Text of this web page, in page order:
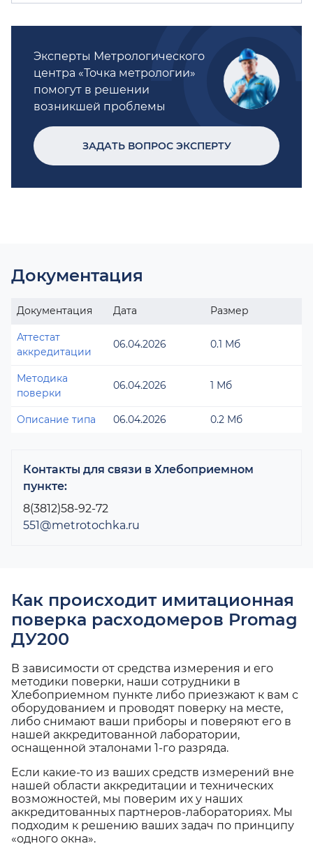
Эксперты Метрологического
центра «Точка метрологии»
помогут в решении
возникшей проблемы
ЗАДАТЬ ВОПРОС ЭКСПЕРТУ
Документация
Документация Дата Размер
Аттестат
аккредитации
06.04.2026 0.1 Мб
Методика
поверки
06.04.2026 1 Мб
Описание типа 06.04.2026 0.2 Мб
Контакты для связи в Хлебоприемном
пункте:
8(3812)58-92-72
551@metrotochka.ru
Как происходит имитационная
поверка расходомеров Promag
ДУ200
В зависимости от средства измерения и его
методики поверки, наши сотрудники в
Хлебоприемном пункте либо приезжают к вам с
оборудованием и проводят поверку на месте,
либо снимают ваши приборы и поверяют его в
нашей аккредитованной лаборатории,
оснащенной эталонами 1-го разряда.
Если какие-то из ваших средств измерений вне
нашей области аккредитации и технических
возможностей, мы поверим их у наших
аккредитованных партнеров-лабораториях. Мы
подходим к решению ваших задач по принципу
«одного окна».